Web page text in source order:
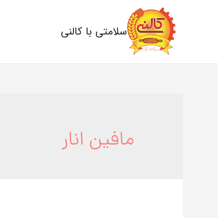
سلامتی با کالنی
مافین انار